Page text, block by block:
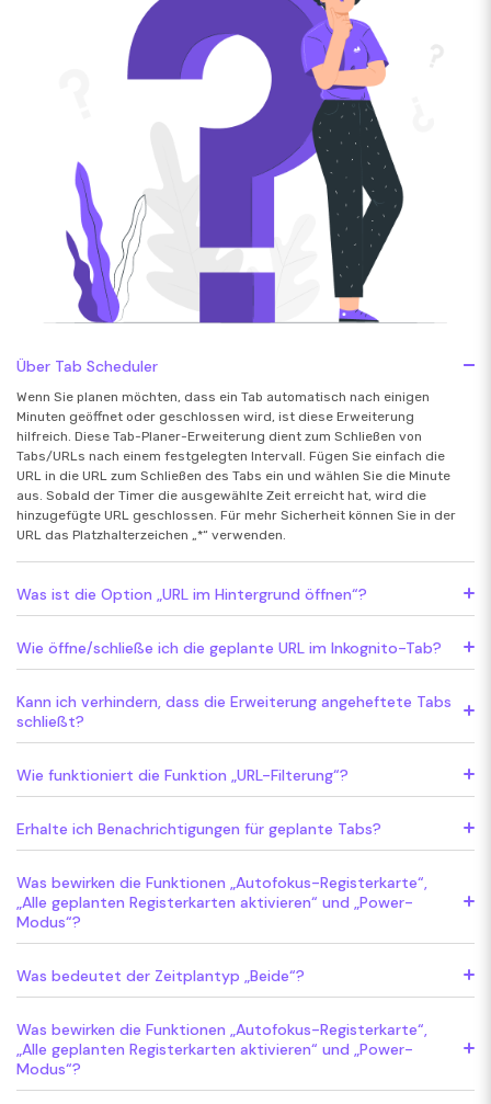
Über Tab Scheduler
Wenn Sie planen möchten, dass ein Tab automatisch nach einigen
Minuten geöffnet oder geschlossen wird, ist diese Erweiterung
hilfreich. Diese Tab-Planer-Erweiterung dient zum Schließen von
Tabs/URLs nach einem festgelegten Intervall. Fügen Sie einfach die
URL in die URL zum Schließen des Tabs ein und wählen Sie die Minute
aus. Sobald der Timer die ausgewählte Zeit erreicht hat, wird die
hinzugefügte URL geschlossen. Für mehr Sicherheit können Sie in der
URL das Platzhalterzeichen „*“ verwenden.
Was ist die Option „URL im Hintergrund öffnen“?
Wie öffne/schließe ich die geplante URL im Inkognito-Tab?
Kann ich verhindern, dass die Erweiterung angeheftete Tabs
schließt?
Wie funktioniert die Funktion „URL-Filterung“?
Erhalte ich Benachrichtigungen für geplante Tabs?
Was bewirken die Funktionen „Autofokus-Registerkarte“,
„Alle geplanten Registerkarten aktivieren“ und „Power-
Modus“?
Was bedeutet der Zeitplantyp „Beide“?
Was bewirken die Funktionen „Autofokus-Registerkarte“,
„Alle geplanten Registerkarten aktivieren“ und „Power-
Modus“?